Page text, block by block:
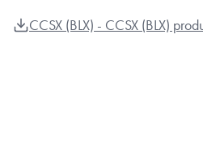
CCSX (BLX) - CCSX (BLX)